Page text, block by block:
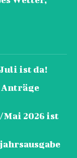
ist da!
2026 ist